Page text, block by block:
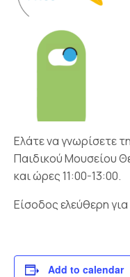
Ελάτε να γνωρίσετε
Παιδικού Μουσείου
και ώρες 11:00-13:00.
Είσοδος ελεύθερη για
Add to calendar